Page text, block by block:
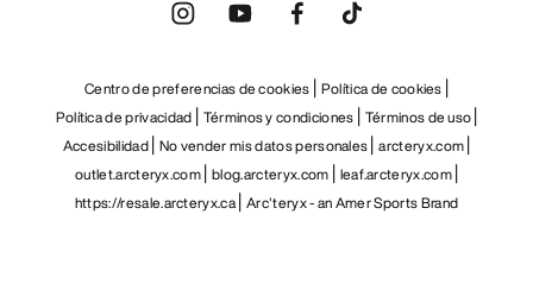
Centro de preferencias de cookies Política de cookies
Política de privacidad Términos y condiciones Términos de uso
Accesibilidad No vender mis datos personales arcteryx.com
outlet.arcteryx.com blog.arcteryx.com leaf.arcteryx.com
https://resale.arcteryx.ca Arc'teryx - an Amer Sports Brand